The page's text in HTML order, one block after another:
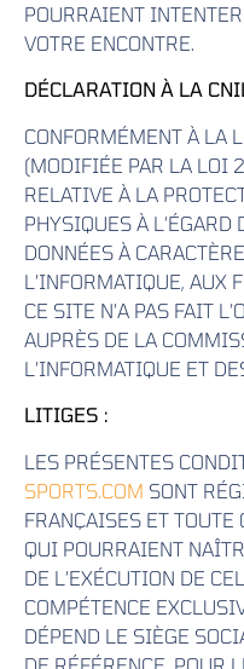
POURRAIENT
VOTRE ENCONTRE.
DÉCLARATION À LA
CONFORMÉMENT À LA
(MODIFIÉE PAR LA
RELATIVE À LA
PHYSIQUES À
DONNÉES À
L’INFORMATIQUE, AUX
CE SITE N’A PAS FAIT
AUPRÈS DE LA
L’INFORMATIQUE ET
LITIGES :
LES PRÉSENTES
SPORTS.COM SONT
FRANÇAISES ET TOUTE
QUI POURRAIENT
DE L’EXÉCUTION DE
COMPÉTENCE
DÉPEND LE SIÈGE
DE RÉFÉRENCE, POUR